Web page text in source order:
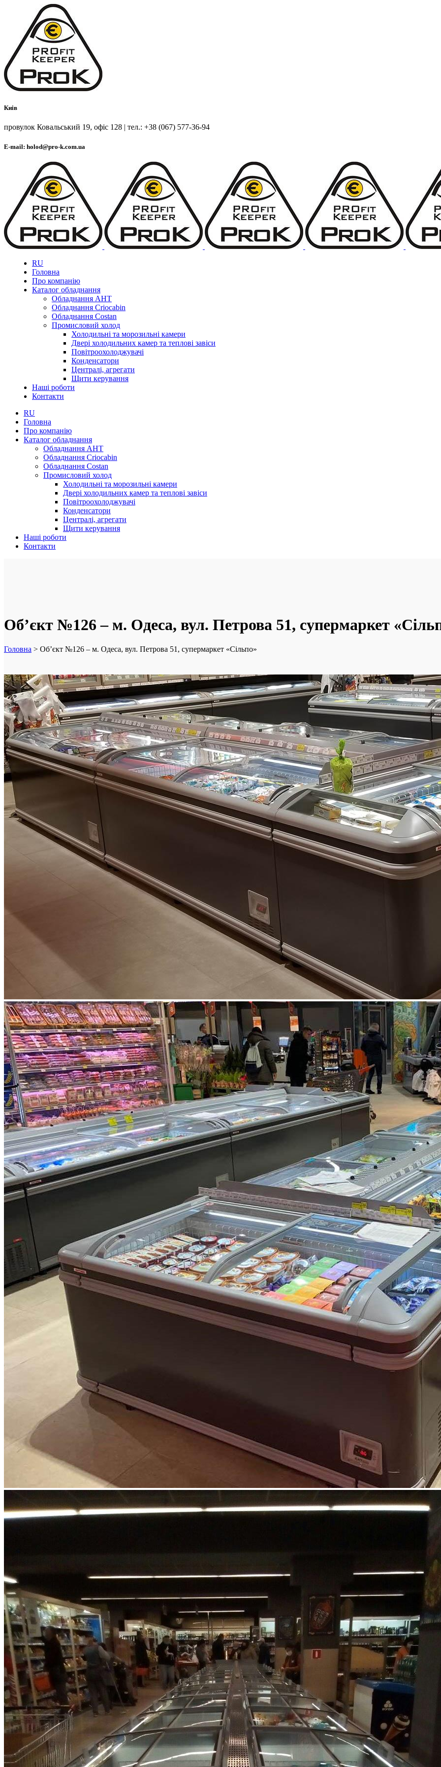
Киів
провулок Ковальський 19, офіс 128 | тел.: +38 (067) 577-36-94
E-mail: holod@pro-k.com.ua
RU
Головна
Про компанію
Каталог обладнання
Обладнання AHT
Обладнання Criocabin
Обладнання Costan
Промисловий холод
Холодильні та морозильні камери
Двері холодильних камер та теплові завіси
Повітроохолоджувачі
Конденсатори
Централі, агрегати
Щити керування
Наші роботи
Контакти
RU
Головна
Про компанію
Каталог обладнання
Обладнання AHT
Обладнання Criocabin
Обладнання Costan
Промисловий холод
Холодильні та морозильні камери
Двері холодильних камер та теплові завіси
Повітроохолоджувачі
Конденсатори
Централі, агрегати
Щити керування
Наші роботи
Контакти
Об’єкт №126 – м. Одеса, вул. Петрова 51, супермаркет
Головна > Об’єкт №126 – м. Одеса, вул. Петрова 51, супермаркет «Сільпо»